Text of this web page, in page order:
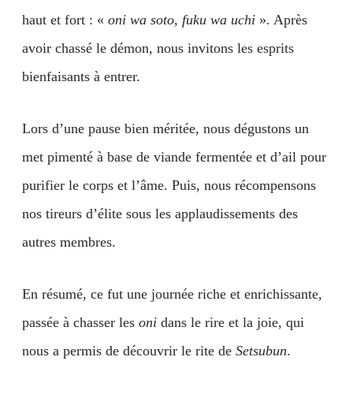
haut et fort : « oni wa soto, fuku wa uchi ». Après
avoir chassé le démon, nous invitons les esprits
bienfaisants à entrer.
Lors d’une pause bien méritée, nous dégustons un
met pimenté à base de viande fermentée et d’ail pour
purifier le corps et l’âme. Puis, nous récompensons
nos tireurs d’élite sous les applaudissements des
autres membres.
En résumé, ce fut une journée riche et enrichissante,
passée à chasser les oni dans le rire et la joie, qui
nous a permis de découvrir le rite de Setsubun.